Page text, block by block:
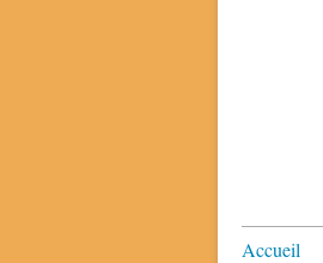
Accueil